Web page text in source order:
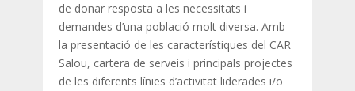
de donar resposta a les necessitats i
demandes d’una població molt diversa. Amb
la presentació de les característiques del CAR
Salou, cartera de serveis i principals projectes
de les diferents línies d’activitat liderades i/o